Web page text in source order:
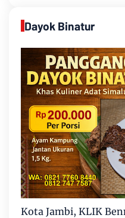
Dayok Binatur
Kota Jambi, KLIK